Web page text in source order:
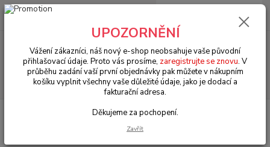
Menu
Hledat
+420 602 330 329
0 Kč
VW Brouk Typ 1 (1938 » 03)
Elektroinstalace (Electrical)
OE/generátor - Typ 1 motor (1960 » 74)
UPOZORNĚNÍ
Vážení zákazníci, náš nový e-shop neobsahuje vaše původní
přihlašovací údaje. Proto vás prosíme, zaregistrujte se znovu. V
průběhu zadání vaší první objednávky pak můžete v nákupním
košíku vyplnit všechny vaše důležité údaje, jako je dodací a
fakturační adresa.
Děkujeme za pochopení.
Zavřít